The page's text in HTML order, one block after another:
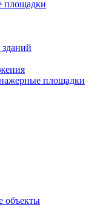
площадки
площадки
объекты